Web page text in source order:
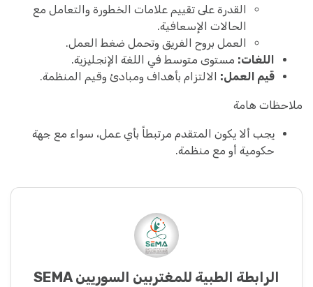
القدرة على تقييم علامات الخطورة والتعامل مع
الحالات الإسعافية.
العمل بروح الفريق وتحمل ضغط العمل.
اللغات: مستوى متوسط في اللغة الإنجليزية.
قيم العمل: الالتزام بأهداف ومبادئ وقيم المنظمة.
ملاحظات هامة
يجب ألا يكون المتقدم مرتبطاً بأي عمل، سواء مع جهة
حكومية أو مع منظمة.
الرابطة الطبية للمغتربين السوريين SEMA